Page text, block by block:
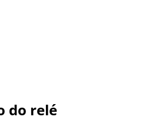
do relé